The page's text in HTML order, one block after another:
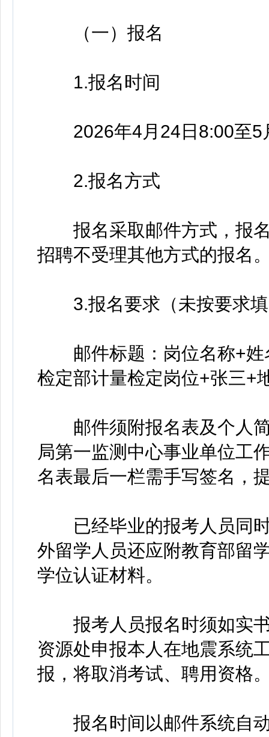
（一）报名
1.报名时间
2026年4月24日8:00至5
2.报名方式
报名采取邮件方式，报名
招聘不受理其他方式的报名
3.报名要求（未按要求填
邮件标题：岗位名称+姓
检定部计量检定岗位+张三+
邮件须附报名表及个人简
局第一监测中心事业单位工
名表最后一栏需手写签名，
已经毕业的报考人员同时
外留学人员还应附教育部留
学位认证材料。
报考人员报名时须如实书
资源处申报本人在地震系统
报，将取消考试、聘用资格
报名时间以邮件系统自动